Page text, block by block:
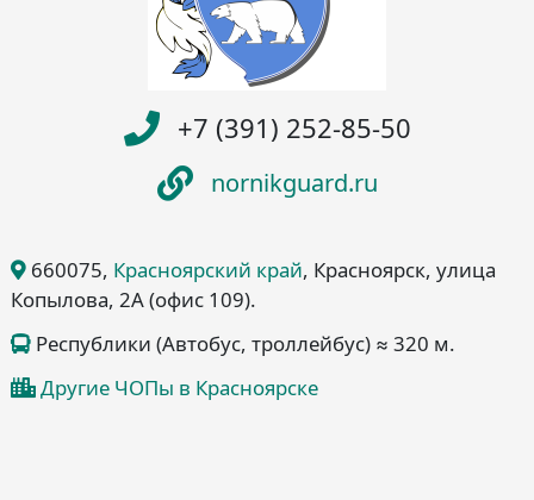
+7 (391) 252-85-50
nornikguard.ru
660075, Красноярский край, Красноярск, улица
Копылова, 2А(офис 109).
Республики (Автобус, троллейбус) ≈ 320 м.
Другие ЧОПы в Красноярске